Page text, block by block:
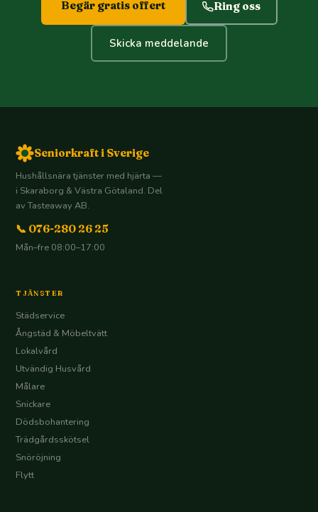
Begär gratis offert Ring oss
Skicka meddelande
Seniorkraft i Sverige
Hushållsnära tjänster med hjärta —
i Skaraborg & Västra Götaland. Del
av Tasteaway AB.
📞 076-280 26 25
Mån–fre 08:00–17:00
TJÄNSTER
Städservice
Ångstäd & Möbeltvätt
Lokalvård
Utvändig Husvård
Målare
Snickare
Dödsbohantering
Trädgårdsskötsel
Snöröjning
Flytt